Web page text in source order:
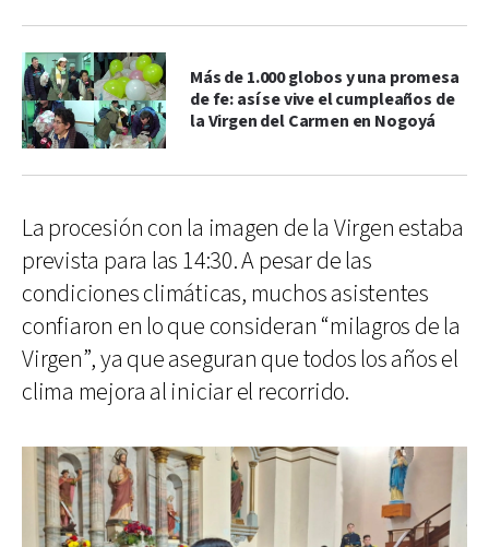
Más de 1.000 globos y una promesa
de fe: así se vive el cumpleaños de
la Virgen del Carmen en Nogoyá
La procesión con la imagen de la Virgen estaba
prevista para las 14:30. A pesar de las
condiciones climáticas, muchos asistentes
confiaron en lo que consideran “milagros de la
Virgen”, ya que aseguran que todos los años el
clima mejora al iniciar el recorrido.